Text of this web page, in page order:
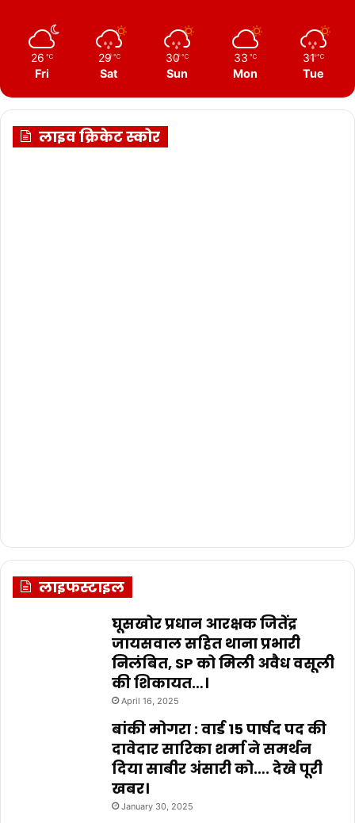
26 ℃
Fri
29 ℃
Sat
30 ℃
Sun
33 ℃
Mon
31 ℃
Tue
लाइव क्रिकेट स्कोर
लाइफस्टाइल
घूसखोर प्रधान आरक्षक जितेंद्र
जायसवाल सहित थाना प्रभारी
निलंबित, SP को मिली अवैध वसूली
की शिकायत…।
April 16, 2025
बांकी मोगरा : वार्ड 15 पार्षद पद की
दावेदार सारिका शर्मा ने समर्थन
दिया साबीर अंसारी को…. देखे पूरी
खबर।
January 30, 2025